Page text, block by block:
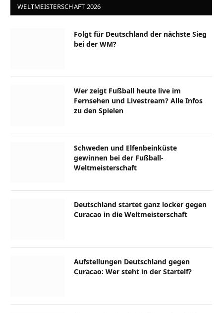
WELTMEISTERSCHAFT 2026
Folgt für Deutschland der nächste Sieg
bei der WM?
Wer zeigt Fußball heute live im
Fernsehen und Livestream? Alle Infos
zu den Spielen
Schweden und Elfenbeinküste
gewinnen bei der Fußball-
Weltmeisterschaft
Deutschland startet ganz locker gegen
Curacao in die Weltmeisterschaft
Aufstellungen Deutschland gegen
Curacao: Wer steht in der Startelf?